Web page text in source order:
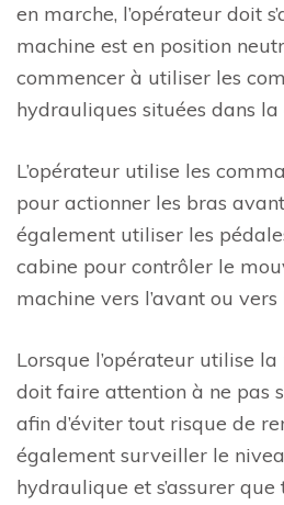
en marche, l’opérateur doit
machine est en position
commencer à utiliser les
hydrauliques situées dans la
L’opérateur utilise les
pour actionner les bras
également utiliser les
cabine pour contrôler le
machine vers l’avant ou vers
Lorsque l’opérateur utilise
doit faire attention à ne pas
afin d’éviter tout risque de
également surveiller le
hydraulique et s’assurer